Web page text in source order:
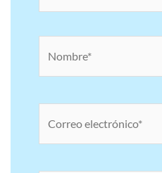
Correo
electrónico*
Web